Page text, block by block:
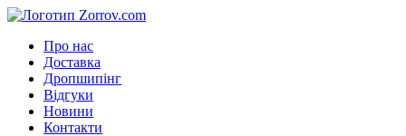
Про нас
Доставка
Дропшипінг
Відгуки
Новини
Контакти